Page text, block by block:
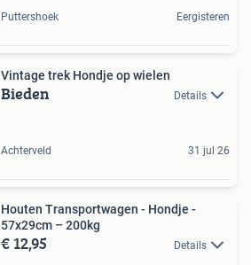
Puttershoek Eergisteren
Vintage trek Hondje op wielen
Bieden Details
Achterveld 31 jul 26
Houten Transportwagen - Hondje -
57x29cm – 200kg
€ 12,95 Details